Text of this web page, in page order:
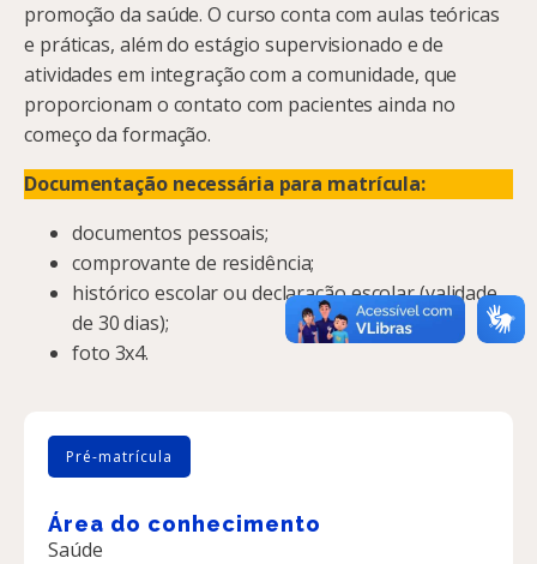
Pré-matrícula
Área do conhecimento
Saúde
promoção da saúde. O curso conta com aulas teóricas
e práticas, além do estágio supervisionado e de
atividades em integração com a comunidade, que
proporcionam o contato com pacientes ainda no
começo da formação.
Documentação necessária para matrícula:
documentos pessoais;
comprovante de residência;
histórico escolar ou declaração escolar (validade
de 30 dias);
foto 3x4.